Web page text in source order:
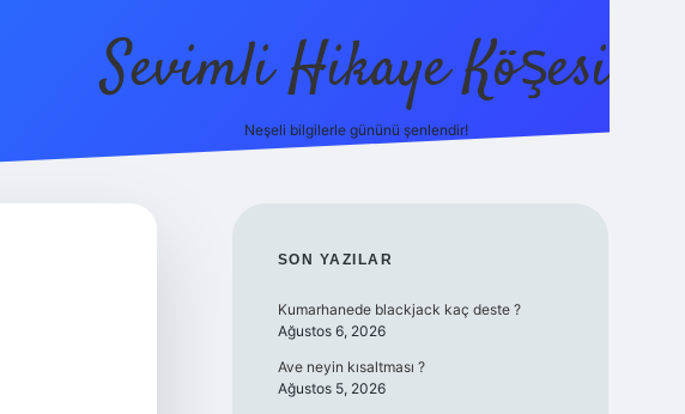
Sevimli Hikaye Köşesi
Neşeli bilgilerle gününü şenlendir!
SIDEBAR
SON YAZILAR
Kumarhanede blackjack kaç deste ?
Ağustos 6, 2026
Ave neyin kısaltması ?
Ağustos 5, 2026